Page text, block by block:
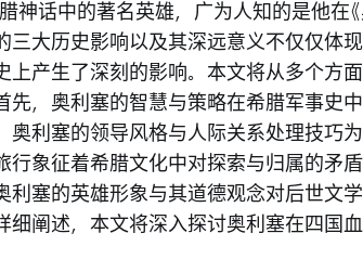
神话中的著名英雄，广为人知的是他在《
三大历史影响以及其深远意义不仅仅体
产生了深刻的影响。本文将从多个方
先，奥利塞的智慧与策略在希腊军事史
奥利塞的领导风格与人际关系处理技巧
行象征着希腊文化中对探索与归属的矛
利塞的英雄形象与其道德观念对后世文
细阐述，本文将深入探讨奥利塞在四国